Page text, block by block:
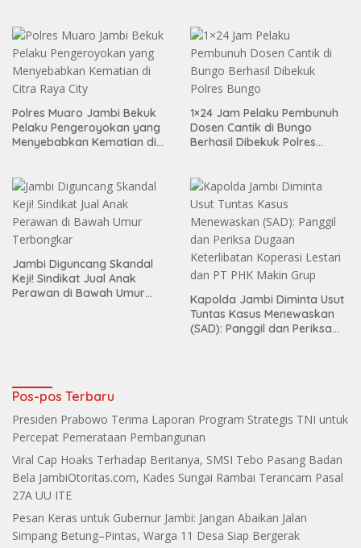
Polres Muaro Jambi Bekuk
Pelaku Pengeroyokan yang
Menyebabkan Kematian di
1×24 Jam Pelaku Pembunuh
Dosen Cantik di Bungo
Berhasil Dibekuk Polres
Jambi Diguncang Skandal
Keji! Sindikat Jual Anak
Perawan di Bawah Umur
Kapolda Jambi Diminta Usut
Tuntas Kasus Menewaskan
(SAD): Panggil dan Periksa
Pos-pos Terbaru
Presiden Prabowo Terima Laporan Program Strategis TNI untuk
Percepat Pemerataan Pembangunan
Viral Cap Hoaks Terhadap Beritanya, SMSI Tebo Pasang Badan
Bela JambiOtoritas.com, Kades Sungai Rambai Terancam Pasal
27A UU ITE
Pesan Keras untuk Gubernur Jambi: Jangan Abaikan Jalan
Simpang Betung–Pintas, Warga 11 Desa Siap Bergerak